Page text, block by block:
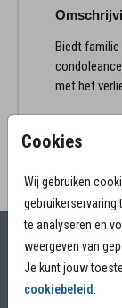
Cookies
Wij gebruiken
gebruikerservaring
te analyseren en
weergeven van
Je kunt jouw
cookiebeleid.
Biedt
met het
Voor